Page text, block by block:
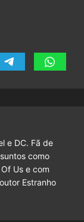
e DC. Fã de
como
Us e com
Estranho